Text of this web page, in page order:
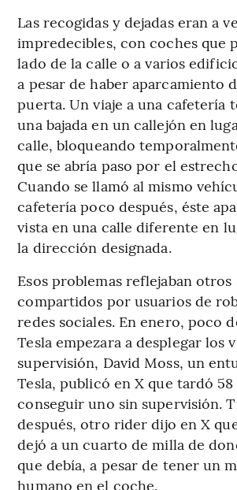
Las recogidas y dejadas eran a
impredecibles, con coches que
lado de la calle o a varios
a pesar de haber aparcamiento
puerta. Un viaje a una cafetería
una bajada en un callejón en
calle, bloqueando
que se abría paso por el
Cuando se llamó al mismo
cafetería poco después, éste
vista en una calle diferente en
la dirección designada.
Esos problemas reflejaban otros
compartidos por usuarios de
redes sociales. En enero, poco
Tesla empezara a desplegar los
supervisión, David Moss, un
Tesla, publicó en X que tardó
conseguir uno sin supervisión.
después, otro rider dijo en X
dejó a un cuarto de milla de
que debía, a pesar de tener un
humano en el coche.